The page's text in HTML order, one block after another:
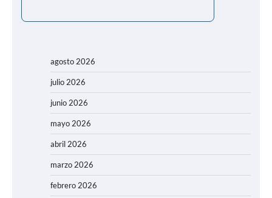
agosto 2026
julio 2026
junio 2026
mayo 2026
abril 2026
marzo 2026
febrero 2026